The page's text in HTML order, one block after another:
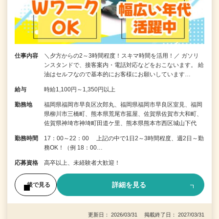
仕事内容
＼夕方からの2～3時間程度！スキマ時間を活用！／ ガソリ
ンスタンドで、接客案内・電話対応などをおこないます。 給
油はセルフなので基本的にお客様にお願いしています…
給与 時給1,100円～1,350円以上
勤務地
福岡県福岡市早良区次郎丸、福岡県福岡市早良区室見、福岡
県柳川市三橋町、熊本県荒尾市菰屋、佐賀県佐賀市大和町、
佐賀県神埼市神埼町田道ケ里、熊本県熊本市西区城山下代
勤務時間
17：00～22：00 上記の中で1日2～3時間程度、週2日～勤
務OK！（例 18：00…
応募資格 高卒以上、未経験者大歓迎！
後で見る 詳細を見る
更新日： 2026/03/31 掲載終了日： 2027/03/31